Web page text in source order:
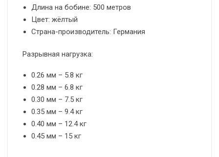
Длина на бобине: 500 метров
Цвет: жёлтый
Страна-производитель: Германия
Разрывная нагрузка:
0.26 мм – 5.8 кг
0.28 мм – 6.8 кг
0.30 мм – 7.5 кг
0.35 мм – 9.4 кг
0.40 мм – 12.4 кг
0.45 мм – 15 кг